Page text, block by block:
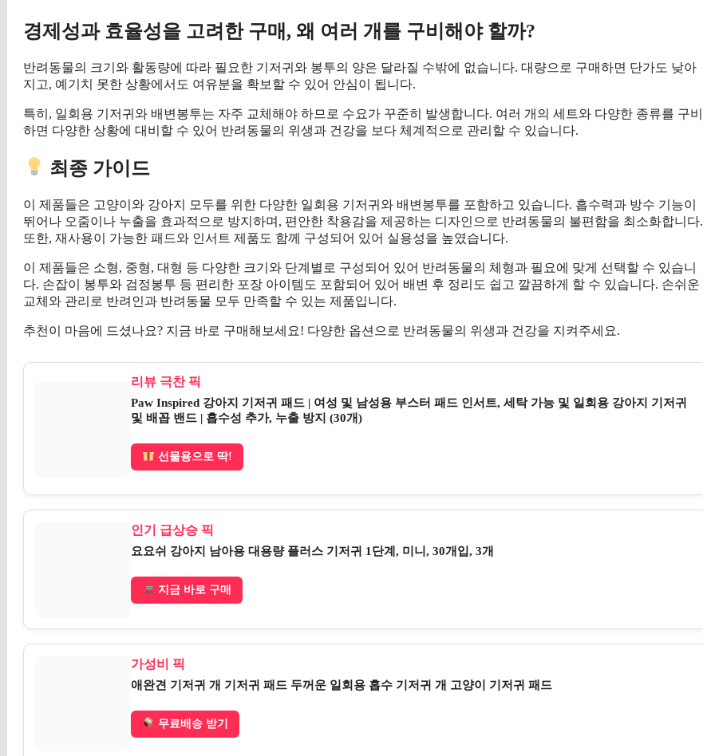
경제성과 효율성을 고려한 구매, 왜 여러 개를 구비해야 할까?
반려동물의 크기와 활동량에 따라 필요한 기저귀와 봉투의 양은 달라질 수밖에 없습니다. 대량으로 구매하면 단가도 낮아
지고, 예기치 못한 상황에서도 여유분을 확보할 수 있어 안심이 됩니다.
특히, 일회용 기저귀와 배변봉투는 자주 교체해야 하므로 수요가 꾸준히 발생합니다. 여러 개의 세트와 다양한 종류를 구비
하면 다양한 상황에 대비할 수 있어 반려동물의 위생과 건강을 보다 체계적으로 관리할 수 있습니다.
최종 가이드
이 제품들은 고양이와 강아지 모두를 위한 다양한 일회용 기저귀와 배변봉투를 포함하고 있습니다. 흡수력과 방수 기능이
뛰어나 오줌이나 누출을 효과적으로 방지하며, 편안한 착용감을 제공하는 디자인으로 반려동물의 불편함을 최소화합니다.
또한, 재사용이 가능한 패드와 인서트 제품도 함께 구성되어 있어 실용성을 높였습니다.
이 제품들은 소형, 중형, 대형 등 다양한 크기와 단계별로 구성되어 있어 반려동물의 체형과 필요에 맞게 선택할 수 있습니
다. 손잡이 봉투와 검정봉투 등 편리한 포장 아이템도 포함되어 있어 배변 후 정리도 쉽고 깔끔하게 할 수 있습니다. 손쉬운
교체와 관리로 반려인과 반려동물 모두 만족할 수 있는 제품입니다.
추천이 마음에 드셨나요? 지금 바로 구매해보세요! 다양한 옵션으로 반려동물의 위생과 건강을 지켜주세요.
리뷰 극찬 픽
Paw Inspired 강아지 기저귀 패드 | 여성 및 남성용 부스터 패드 인서트, 세탁 가능 및 일회용 강아지 기저귀
및 배꼽 밴드 | 흡수성 추가, 누출 방지 (30개)
선물용으로 딱!
인기 급상승 픽
요요쉬 강아지 남아용 대용량 플러스 기저귀 1단계, 미니, 30개입, 3개
지금 바로 구매
가성비 픽
애완견 기저귀 개 기저귀 패드 두꺼운 일회용 흡수 기저귀 개 고양이 기저귀 패드
무료배송 받기